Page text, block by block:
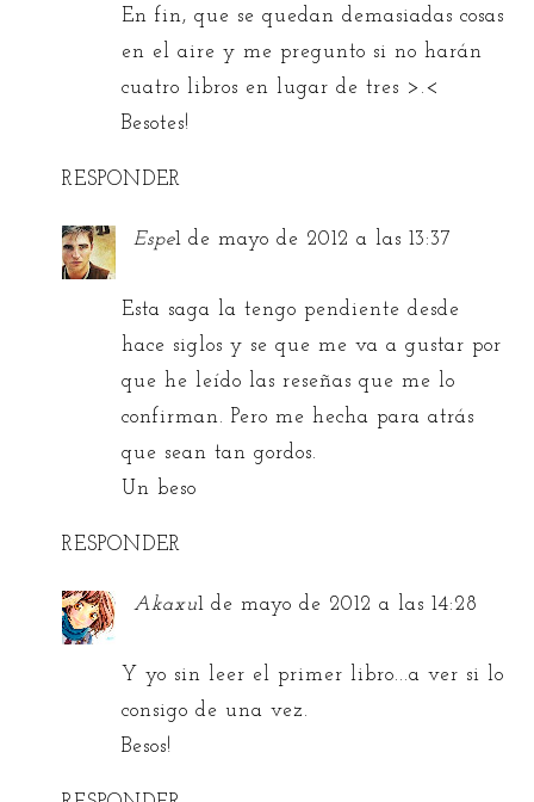
En fin, que se quedan demasiadas cosas
en el aire y me pregunto si no harán
cuatro libros en lugar de tres >.<
Besotes!
RESPONDER
Espe1 de mayo de 2012 a las 13:37
Esta saga la tengo pendiente desde
hace siglos y se que me va a gustar por
que he leído las reseñas que me lo
confirman. Pero me hecha para atrás
que sean tan gordos.
Un beso
RESPONDER
Akaxu1 de mayo de 2012 a las 14:28
Y yo sin leer el primer libro...a ver si lo
consigo de una vez.
Besos!